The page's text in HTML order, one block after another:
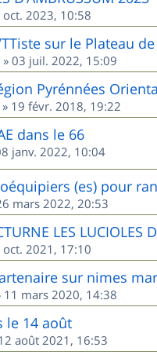
oct. 2023, 10:58
sur le Plateau
» 03 juil. 2022, 15:09
Pyrénnées
» 19 févr. 2018, 19:22
dans le 66
janv. 2022, 10:04
(es) pour
mars 2022, 20:53
LES LUCIOLES
oct. 2021, 17:10
sur nimes
11 mars 2020, 14:38
le 14 août
août 2021, 16:53